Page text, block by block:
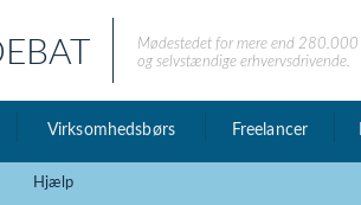
Mødestedet for mere end
og selvstændige erhvervsdrivende.
Virksomhedsbørs Freelancer
Hjælp